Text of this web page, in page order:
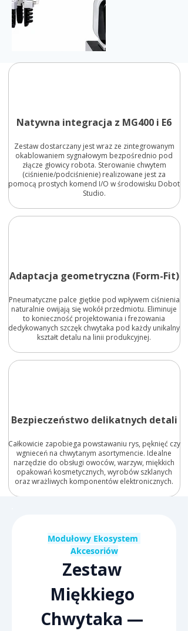
Natywna integracja z MG400 i E6
Zestaw dostarczany jest wraz ze zintegrowanym
okablowaniem sygnałowym bezpośrednio pod
złącze głowicy robota. Sterowanie chwytem
(ciśnienie/podciśnienie) realizowane jest za
pomocą prostych komend I/O w środowisku Dobot
Studio.
Adaptacja geometryczna (Form-Fit)
Pneumatyczne palce giętkie pod wpływem ciśnienia
naturalnie owijają się wokół przedmiotu. Eliminuje
to konieczność projektowania i frezowania
dedykowanych szczęk chwytaka pod każdy unikalny
kształt detalu na linii produkcyjnej.
Bezpieczeństwo delikatnych detali
Całkowicie zapobiega powstawaniu rys, pęknięć czy
wgnieceń na chwytanym asortymencie. Idealne
narzędzie do obsługi owoców, warzyw, miękkich
opakowań kosmetycznych, wyrobów szklanych
oraz wrażliwych komponentów elektronicznych.
Modułowy Ekosystem
Akcesoriów
Zestaw
Miękkiego
Chwytaka —